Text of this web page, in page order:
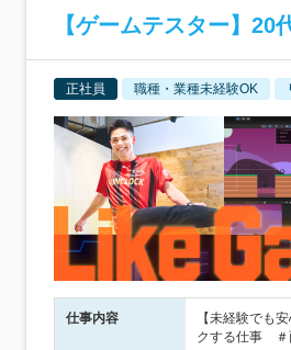
【ゲームテスター】
正社員 職種・業種未経験OK
仕事内容
【未経験でも
クする仕事 ＃